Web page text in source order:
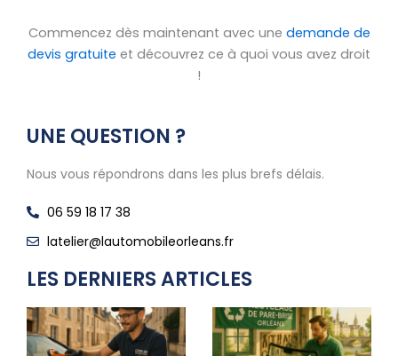
Commencez dès maintenant avec une demande de
devis gratuite et découvrez ce à quoi vous avez droit
!
UNE QUESTION ?
Nous vous répondrons dans les plus brefs délais.
06 59 18 17 38
latelier@lautomobileorleans.fr
LES DERNIERS ARTICLES